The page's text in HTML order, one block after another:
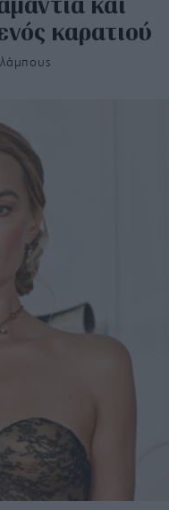
καρατιού